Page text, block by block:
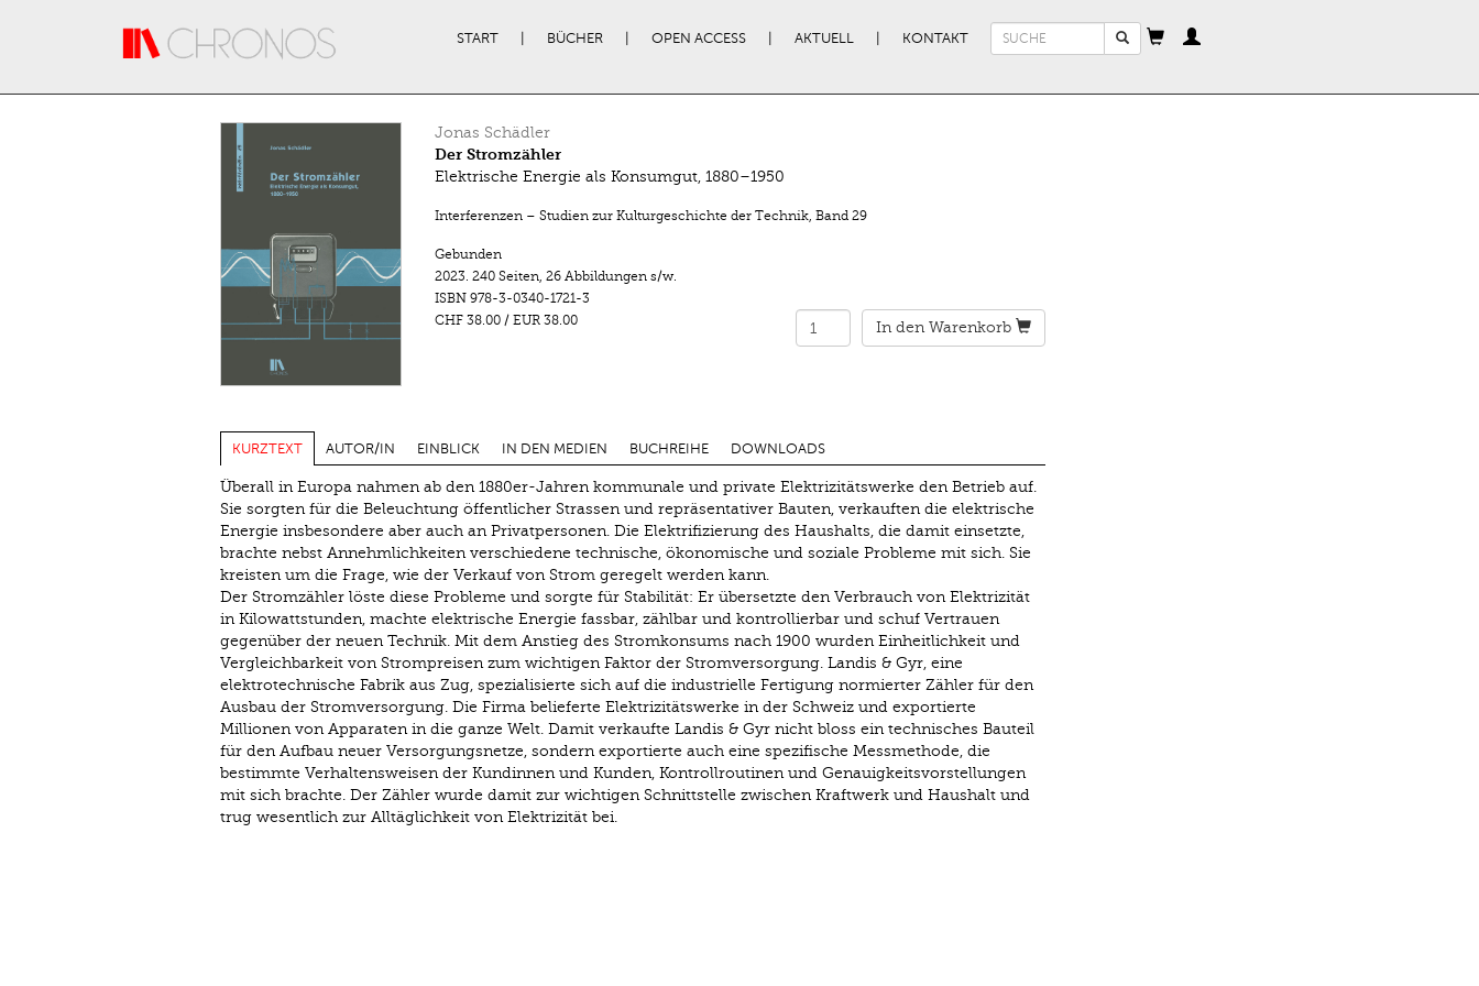
START BÜCHER OPEN ACCESS AKTUELL KONTAKT
Suchformular
Jonas Schädler
Der Stromzähler
Elektrische Energie als Konsumgut, 1880–1950
Interferenzen – Studien zur Kulturgeschichte der Technik, Band 29
Gebunden
2023. 240 Seiten, 26 Abbildungen s/w.
ISBN 978-3-0340-1721-3
CHF 38.00/ EUR 38.00 In den Warenkorb
KURZTEXT AUTOR/IN EINBLICK IN DEN MEDIEN BUCHREIHE DOWNLOADS
Überall in Europa nahmen ab den 1880er-Jahren kommunale und private Elektrizitätswerke den Betrieb auf.
Sie sorgten für die Beleuchtung öffentlicher Strassen und repräsentativer Bauten, verkauften die elektrische
Energie insbesondere aber auch an Privatpersonen. Die Elektrifizierung des Haushalts, die damit einsetzte,
brachte nebst Annehmlichkeiten verschiedene technische, ökonomische und soziale Probleme mit sich. Sie
kreisten um die Frage, wie der Verkauf von Strom geregelt werden kann.
Der Stromzähler löste diese Probleme und sorgte für Stabilität: Er übersetzte den Verbrauch von Elektrizität
in Kilowattstunden, machte elektrische Energie fassbar, zählbar und kontrollierbar und schuf Vertrauen
gegenüber der neuen Technik. Mit dem Anstieg des Stromkonsums nach 1900 wurden Einheitlichkeit und
Vergleichbarkeit von Strompreisen zum wichtigen Faktor der Stromversorgung. Landis & Gyr, eine
elektrotechnische Fabrik aus Zug, spezialisierte sich auf die industrielle Fertigung normierter Zähler für den
Ausbau der Stromversorgung. Die Firma belieferte Elektrizitätswerke in der Schweiz und exportierte
Millionen von Apparaten in die ganze Welt. Damit verkaufte Landis & Gyr nicht bloss ein technisches Bauteil
für den Aufbau neuer Versorgungsnetze, sondern exportierte auch eine spezifische Messmethode, die
bestimmte Verhaltensweisen der Kundinnen und Kunden, Kontrollroutinen und Genauigkeitsvorstellungen
mit sich brachte. Der Zähler wurde damit zur wichtigen Schnittstelle zwischen Kraftwerk und Haushalt und
trug wesentlich zur Alltäglichkeit von Elektrizität bei.